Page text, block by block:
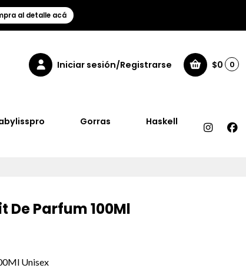
al detalle acá
Iniciar sesión/Registrarse $0 0
Gorras Haskell
De Parfum 100Ml
Unisex